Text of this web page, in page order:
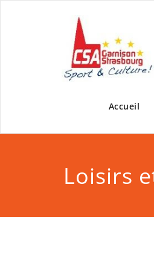
Accueil
Loisirs